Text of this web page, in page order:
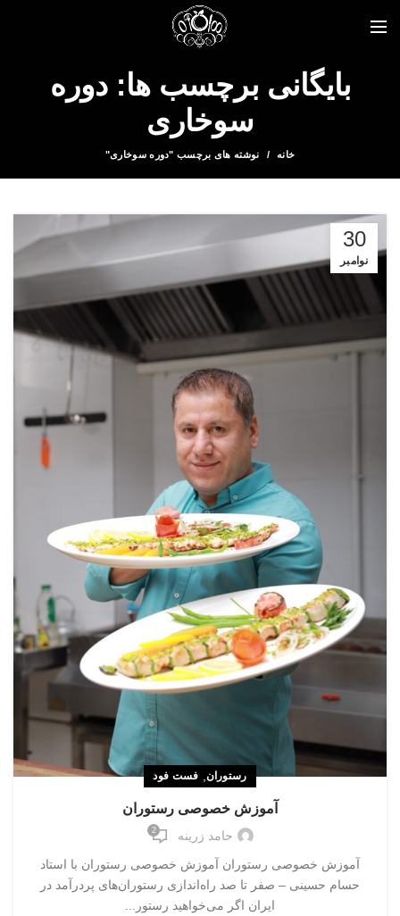
بایگانی برچسب ها: دوره
سوخاری
خانه نوشته های برچسب "دوره سوخاری"
30
نوامبر
رستوران فست فود
آموزش خصوصی رستوران
حامد زرینه 2
آموزش خصوصی رستوران آموزش خصوصی رستوران با استاد
حسام حسینی – صفر تا صد راه‌اندازی رستوران‌های پردرآمد در
ایران اگر می‌خواهید رستور...